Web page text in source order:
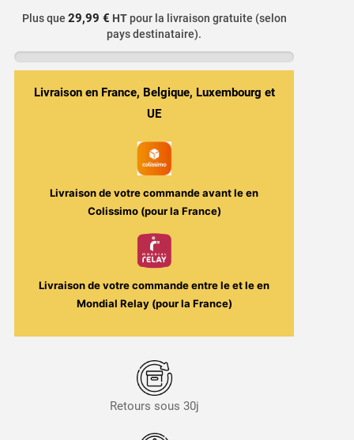
Sel
Nicotine
Nico
Plus que 29,99 € HTpour la livraison gratuite (selon
pays destinataire).
Livraison en France, Belgique, Luxembourg et
UE
Livraison de votre commande avant leen
Colissimo (pour la France)
Livraison de votre commande entre leet leen
Mondial Relay (pour la France)
Retours sous 30j